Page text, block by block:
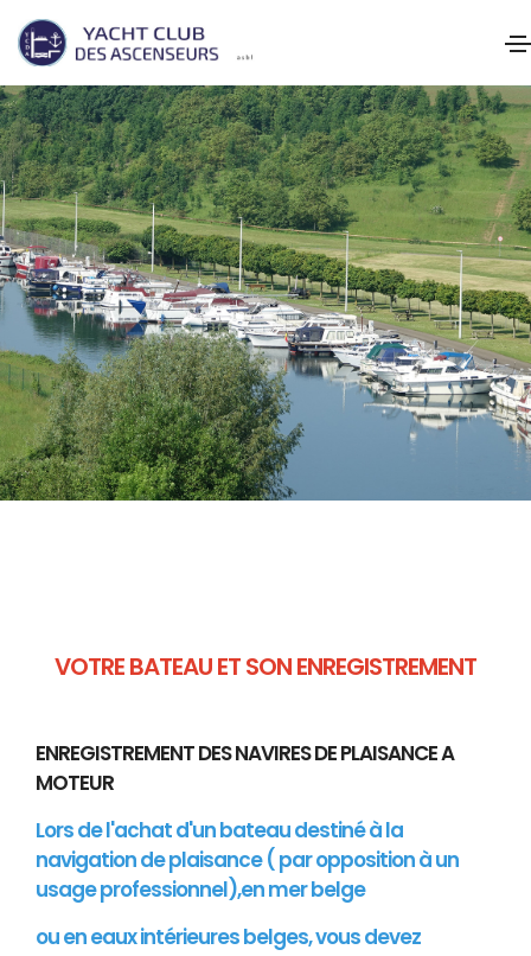
VOTRE BATEAU ET SON ENREGISTREMENT
ENREGISTREMENT DES NAVIRES DE PLAISANCE A
MOTEUR
Lors de l'achat d'un bateau destiné à la
navigation de plaisance ( par opposition à un
usage professionnel),en mer belge
ou en eaux intérieures belges, vous devez